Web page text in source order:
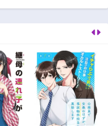
第32話
第28話
2年前
第26話
2年前
第24話
2年前